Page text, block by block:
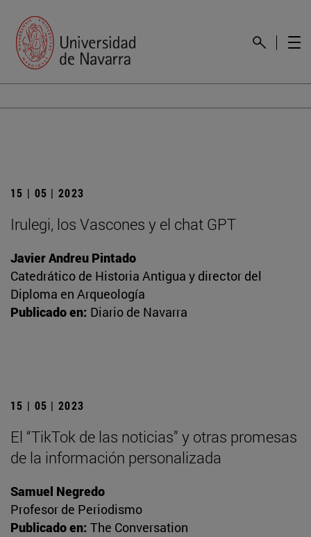
15 | 05 | 2023
Irulegi, los Vascones y el chat GPT
Javier Andreu Pintado
Catedrático de Historia Antigua y director del
Diploma en Arqueología
Publicado en: Diario de Navarra
15 | 05 | 2023
El “TikTok de las noticias” y otras promesas
de la información personalizada
Samuel Negredo
Profesor de Periodismo
Publicado en: The Conversation